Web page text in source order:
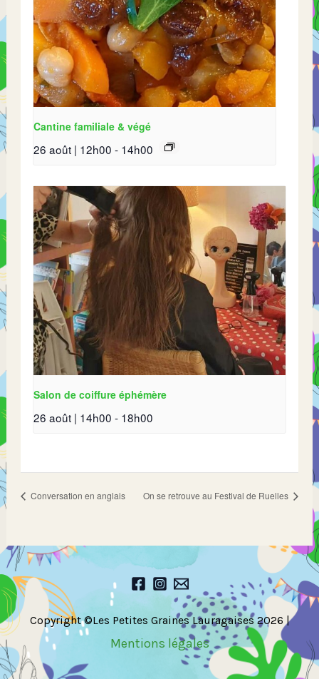
Cantine familiale & végé
26 août | 12h00 - 14h00
Salon de coiffure éphémère
26 août | 14h00 - 18h00
Conversation en anglais On se retrouve au Festival de Ruelles
Copyright ©Les Petites Graines Lauragaises 2026 |
Mentions légales